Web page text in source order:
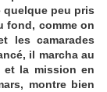
peu pris
fond, comme on
les camarades
il marcha au
et la mission en
montre bien